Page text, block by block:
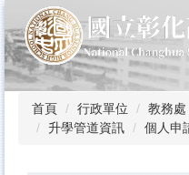
到
主
要
內
首頁 行政單位 教務處
升學管道資訊
個人申